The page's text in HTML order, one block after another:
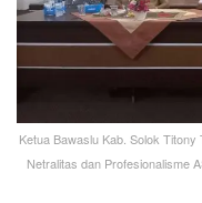
Ketua Bawaslu Kab. Solok
Netralitas dan Profesionalisme